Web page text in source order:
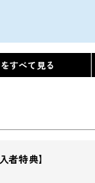
すべて見る
者特典】